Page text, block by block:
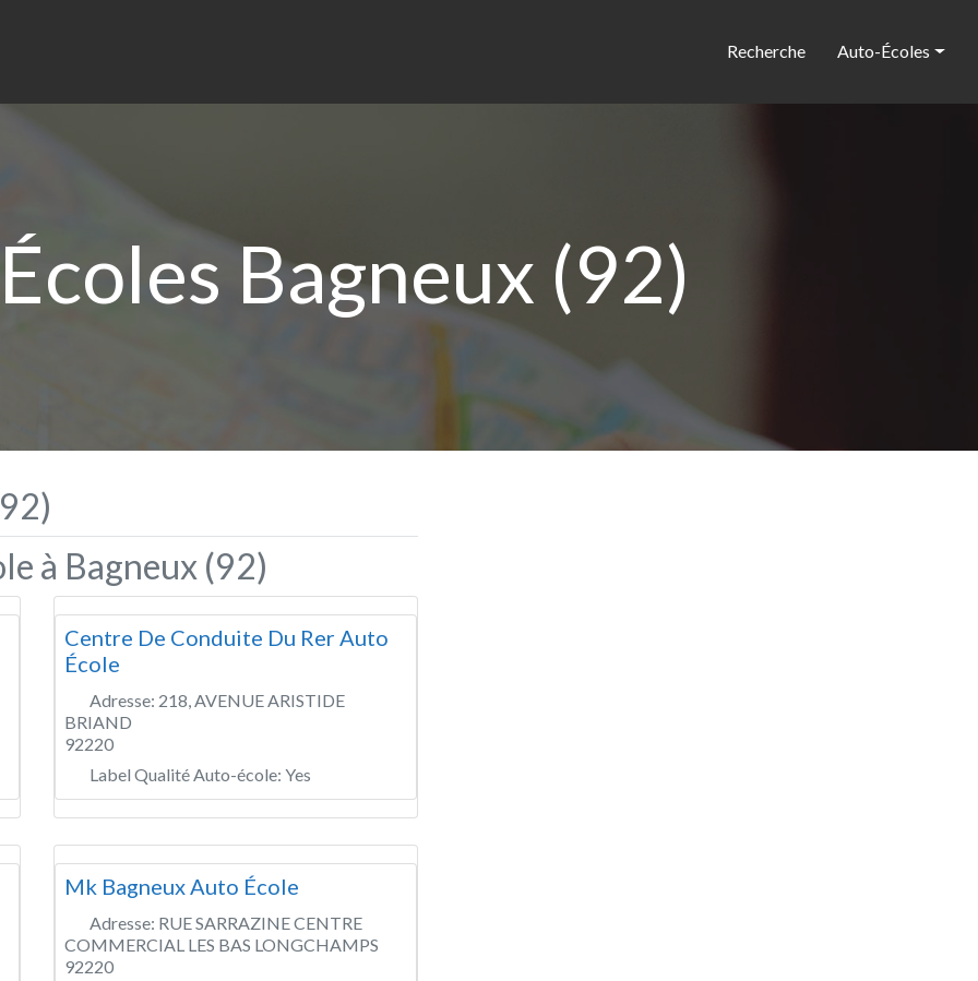
Recherche Auto-Écoles
Bagneux (92)
à Bagneux (92)
Centre De Conduite Du Rer Auto
École
Adresse: 218, AVENUE ARISTIDE
BRIAND
92220
Label Qualité Auto-école: Yes
Mk Bagneux Auto École
Adresse: RUE SARRAZINE CENTRE
COMMERCIAL LES BAS LONGCHAMPS
92220